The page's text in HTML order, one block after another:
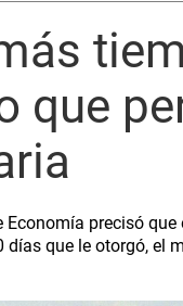
que
precisó
que le otorgó, el